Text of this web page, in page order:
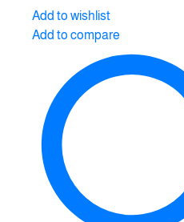
Add to wishlist
Add to compare